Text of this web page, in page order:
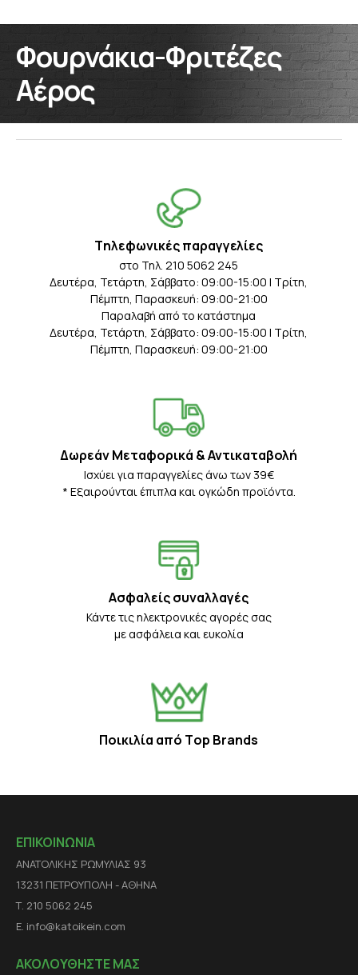
Φουρνάκια-Φριτέζες
Αέρος
Tηλεφωνικές παραγγελίες
στο Τηλ. 210 5062 245
Δευτέρα, Τετάρτη, Σάββατο: 09:00-15:00 | Τρίτη,
Πέμπτη, Παρασκευή: 09:00-21:00
Παραλαβή από το κατάστημα
Δευτέρα, Τετάρτη, Σάββατο: 09:00-15:00 | Τρίτη,
Πέμπτη, Παρασκευή: 09:00-21:00
Δωρεάν Μεταφορικά & Αντικαταβολή
Iσχύει για παραγγελίες άνω των 39€
* Eξαιρούνται έπιπλα και ογκώδη προϊόντα.
Ασφαλείς συναλλαγές
Κάντε τις ηλεκτρονικές αγορές σας
με ασφάλεια και ευκολία
Ποικιλία από Τop Βrands
ΕΠΙΚΟΙΝΩΝΙΑ
ΑΝΑΤΟΛΙΚΗΣ ΡΩΜΥΛΙΑΣ 93
13231 ΠΕΤΡΟΥΠΟΛΗ - ΑΘΗΝΑ
Τ. 210 5062 245
E. info@katoikein.com
ΑΚΟΛΟΥΘΗΣΤΕ ΜΑΣ